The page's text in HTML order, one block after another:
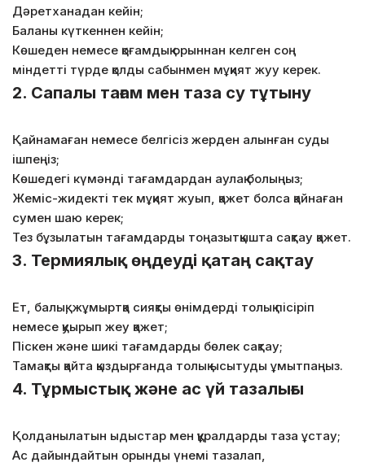
Дәретханадан кейін;
Баланы күткеннен кейін;
Көшеден немесе қоғамдық орыннан келген соң
міндетті түрде қолды сабынмен мұқият жуу керек.
2. Сапалы тағам мен таза су тұтыну
Қайнамаған немесе белгісіз жерден алынған суды
ішпеңіз;
Көшедегі күмәнді тағамдардан аулақ болыңыз;
Жеміс-жидекті тек мұқият жуып, қажет болса қайнаған
сумен шаю керек;
Тез бұзылатын тағамдарды тоңазытқышта сақтау қажет.
3. Термиялық өңдеуді қатаң сақтау
Ет, балық, жұмыртқа сияқты өнімдерді толық пісіріп
немесе қуырып жеу қажет;
Піскен және шикі тағамдарды бөлек сақтау;
Тамақты қайта қыздырғанда толық ысытуды ұмытпаңыз.
4. Тұрмыстық және ас үй тазалығы
Қолданылатын ыдыстар мен құралдарды таза ұстау;
Ас дайындайтын орынды үнемі тазалап,